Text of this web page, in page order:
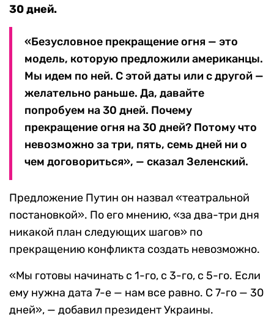
30 дней.
«Безусловное прекращение огня — это
модель, которую предложили американцы.
Мы идем по ней. С этой даты или с другой —
желательно раньше. Да, давайте
попробуем на 30 дней. Почему
прекращение огня на 30 дней? Потому что
невозможно за три, пять, семь дней ни о
чем договориться», — сказал Зеленский.
Предложение Путин он назвал «театральной
постановкой». По его мнению, «за два-три дня
никакой план следующих шагов» по
прекращению конфликта создать невозможно.
«Мы готовы начинать с 1-го, с 3-го, с 5-го. Если
ему нужна дата 7-е — нам все равно. С 7-го — 30
дней», — добавил президент Украины.